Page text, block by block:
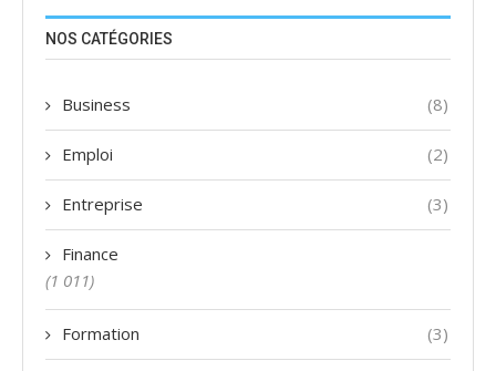
NOS CATÉGORIES
Business (8)
Emploi (2)
Entreprise (3)
Finance
(1 011)
Formation (3)